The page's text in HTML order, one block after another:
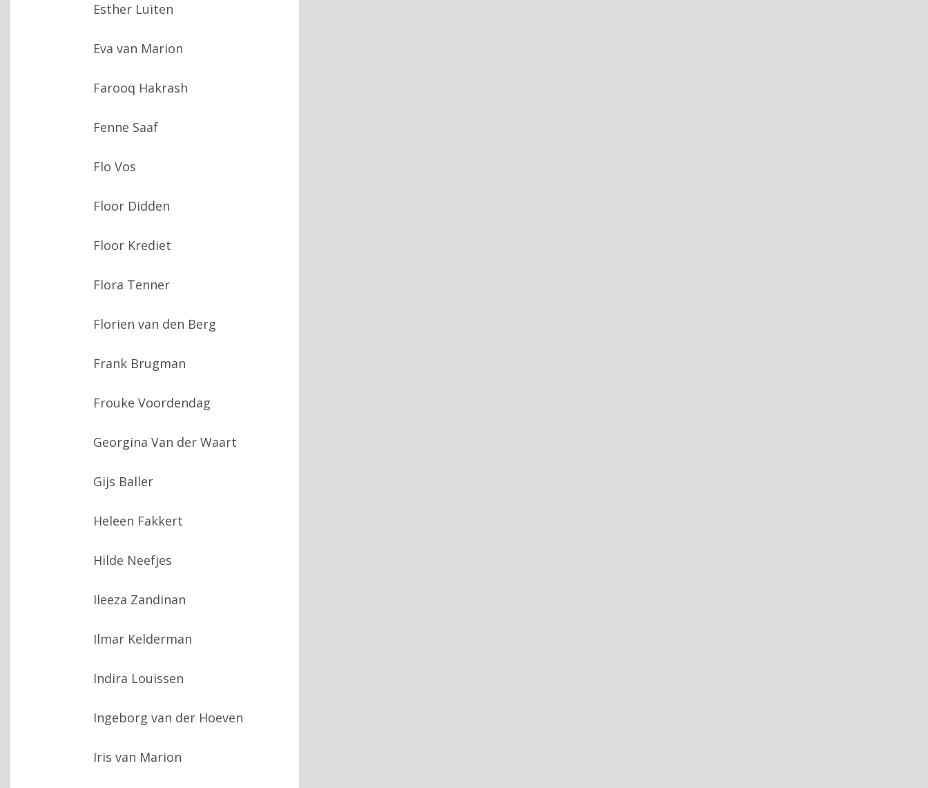
Esther Luiten
Eva van Marion
Farooq Hakrash
Fenne Saaf
Flo Vos
Floor Didden
Floor Krediet
Flora Tenner
Florien van den Berg
Frank Brugman
Frouke Voordendag
Georgina Van der Waart
Gijs Baller
Heleen Fakkert
Hilde Neefjes
Ileeza Zandinan
Ilmar Kelderman
Indira Louissen
Ingeborg van der Hoeven
Iris van Marion